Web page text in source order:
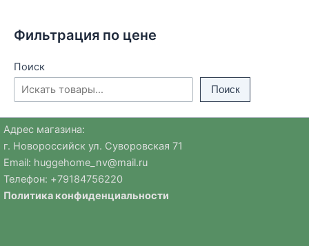
Фильтрация по цене
Поиск
Поиск
Адрес магазина:
г. Новороссийск ул. Суворовская 71
Email: huggehome_nv@mail.ru
Телефон: +79184756220
Политика конфиденциальности